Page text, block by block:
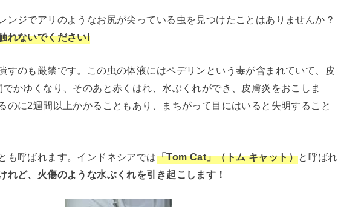
ンジでアリのようなお尻が尖っている虫を見つけたことはありませんか？
れないでください!
すのも厳禁です。この虫の体液にはペデリンという毒が含まれていて、皮
かゆくなり、そのあと赤くはれ、水ぶくれができ、皮膚炎をおこしま
のに2週間以上かかることもあり、まちがって目にはいると失明すること
も呼ばれます。インドネシアでは「Tom Cat」（トム キャット）と呼ばれ
れど、火傷のような水ぶくれを引き起こします！